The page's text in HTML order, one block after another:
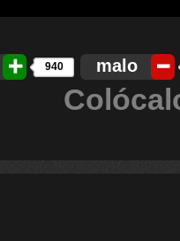
940 malo